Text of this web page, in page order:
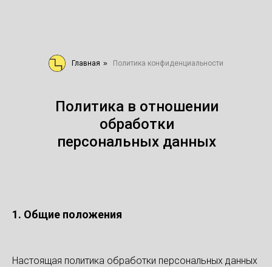
Главная » Политика конфиденциальности
Политика в отношении
обработки
персональных данных
1. Общие положения
Настоящая политика обработки персональных данных